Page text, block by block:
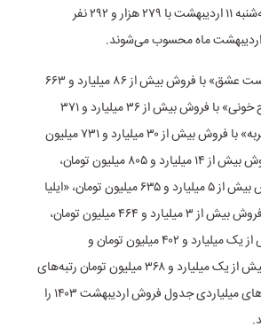
پرفروش‌ترین روز و سه‌شنبه ۱۱ اردیبهشت با ۲۷۹ هزار و ۲۹۲ نفر
ماه محسوب می‌شوند.
فیلم‌های سینمایی «مست عشق» با فروش بیش از ۸۶ میلیارد و ۶۶۳
میلیون تومان، «تمساح خونی» با فروش بیش از ۳۶ میلیارد و ۳۷۱
میلیون تومان، «سال گربه» با فروش بیش از ۳۰ میلیارد و ۷۳۱ میلیون
تومان، «بی‌بدن» با فروش بیش از ۱۴ میلیارد و ۸۰۵ میلیون تومان،
«آسمان غرب» با فروش بیش از ۵ میلیارد و ۶۳۵ میلیون تومان، «ایلیا
جستجوی قهرمان» با فروش بیش از ۳ میلیارد و ۴۶۴ میلیون تومان،
«قلهک» با فروش بیش از یک میلیارد و ۴۰۲ میلیون تومان و
«آپاراتچی» با فروش بیش از یک میلیارد و ۳۶۸ میلیون تومان رتبه‌های
اول تا هشتم و فروش‌های میلیاردی جدول فروش اردیبهشت ۱۴۰۳ را